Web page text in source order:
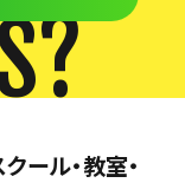
ール・教室・